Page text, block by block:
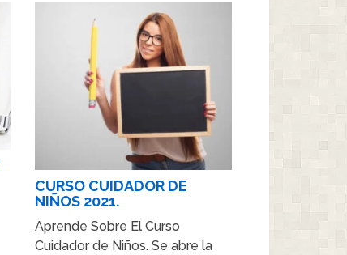
CURSO CUIDADOR DE
NIÑOS 2021.
Aprende Sobre El Curso
Cuidador de Niños. Se abre la